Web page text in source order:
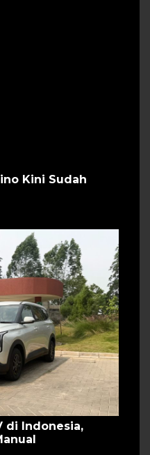
Kini Sudah
di Indonesia,